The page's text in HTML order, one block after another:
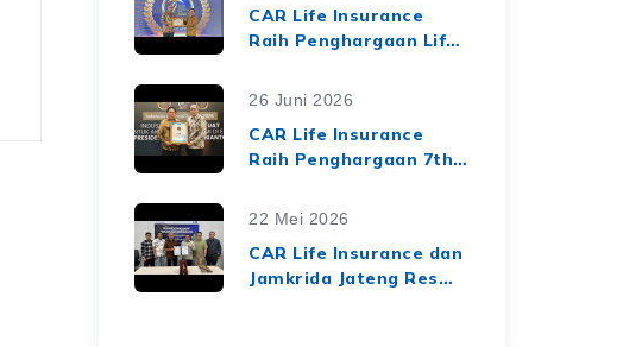
"Harmoni Nusantara,
Sinergi Berkelanjutan"
CAR Life Insurance
Raih Penghargaan Life
Market Leaders 2026
26 Juni 2026
CAR Life Insurance
Raih Penghargaan 7th
Companies Awards
Keuangan yang Solid
dan Berkelanjutan
22 Mei 2026
CAR Life Insurance dan
Jamkrida Jateng Resmi